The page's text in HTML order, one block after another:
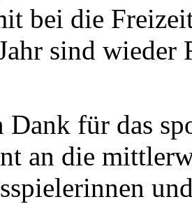
bei die
sind wieder
Dank für das
an die